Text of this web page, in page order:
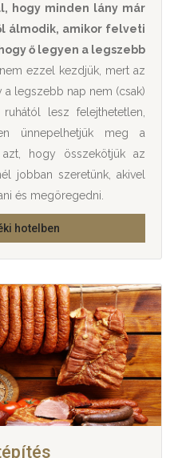
hogy minden lány már
álmodik, amikor felveti
ő legyen a legszebb
ezzel kezdjük, mert az
a legszebb nap nem (csak)
lesz felejthetetlen,
ünnepelhetjük meg a
hogy összekötjük az
jobban szeretünk, akivel
és megöregedni.
hotelben